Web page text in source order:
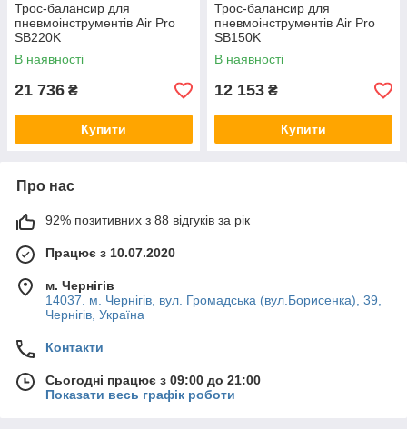
Трос-балансир для
пневмоінструментів Air Pro
SB220K
В наявності
21 736 ₴
Купити
Трос-балансир для
пневмоінструментів Air Pro
SB150K
В наявності
12 153 ₴
Купити
Про нас
92% позитивних з 88 відгуків за рік
Працює з 10.07.2020
м. Чернігів
14037. м. Чернігів, вул. Громадська (вул.Борисенка), 39,
Чернігів, Україна
Контакти
Сьогодні працює з 09:00 до 21:00
Показати весь графік роботи